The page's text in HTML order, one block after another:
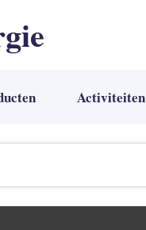
Activiteiten